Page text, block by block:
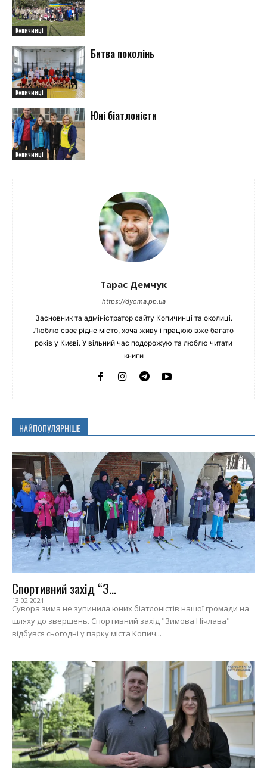
Копичинці
Копичинці
Битва поколінь
Копичинці
Юні біатлоністи
Тарас Демчук
https://dyoma.pp.ua
Засновник та адміністратор сайту Копичинці та околиці.
Люблю своє рідне місто, хоча живу і працюю вже багато
років у Києві. У вільний час подорожую та люблю читати
книги
НАЙПОПУЛЯРНІШЕ
Спортивний захід “З...
13.02.2021
Сувора зима не зупинила юних біатлоністів нашої громади на
шляху до звершень. Спортивний захід "Зимова Нічлава"
відбувся сьогодні у парку міста Копич...